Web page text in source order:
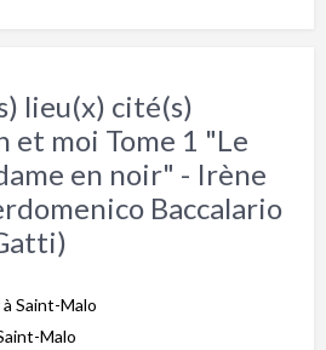
lieu(x) cité(s)
et moi Tome 1 "Le
en noir" - Irène
Baccalario
Saint-Malo
Malo